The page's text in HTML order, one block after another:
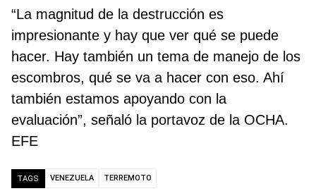
“La magnitud de la destrucción es
impresionante y hay que ver qué se puede
hacer. Hay también un tema de manejo de los
escombros, qué se va a hacer con eso. Ahí
también estamos apoyando con la
evaluación”, señaló la portavoz de la OCHA.
EFE
TAGS VENEZUELA TERREMOTO